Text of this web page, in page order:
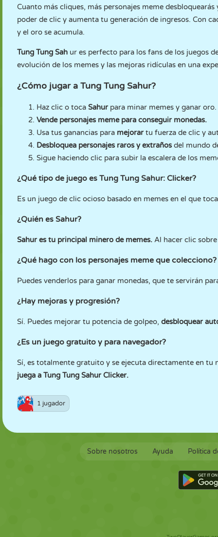
Cuanto más cliques, más personajes meme
poder de clic y aumenta tu generación de ingresos. Con
y el oro se acumula.
Tung Tung Sah ur es perfecto para los fans de los juegos
evolución de los memes y las mejoras ridículas en una
¿Cómo jugar a Tung Tung Sahur?
Haz clic o toca Sahurpara minar memes y ganar oro.
Vende personajes meme para conseguir monedas.
Usa tus ganancias para mejorartu fuerza de clic y
Desbloquea personajes raros y extrañosdel mundo
Sigue haciendo clic para subir la escalera de los
¿Qué tipo de juego es Tung Tung Sahur: Clicker?
Es un juego de clic ocioso basado en memes en el que
¿Quién es Sahur?
Sahur es tu principal minero de memes. Al hacer clic
¿Qué hago con los personajes meme que colecciono?
Puedes venderlos para ganar monedas, que te servirán
¿Hay mejoras y progresión?
Sí. Puedes mejorar tu potencia de golpeo, desbloquear
¿Es un juego gratuito y para navegador?
Sí, es totalmente gratuito y se ejecuta directamente en tu
juega a Tung Tung Sahur Clicker.
1 jugador
Sobre nosotros Ayuda Política